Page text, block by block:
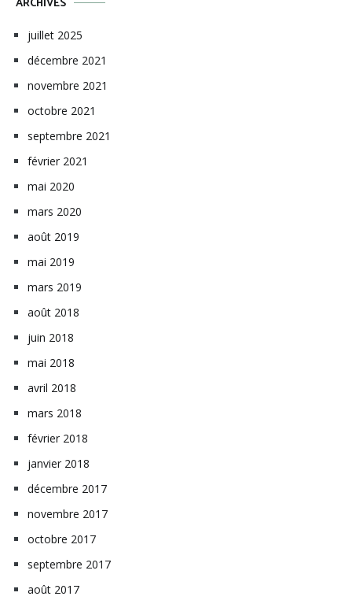
juillet 2025
décembre 2021
novembre 2021
octobre 2021
septembre 2021
février 2021
mai 2020
mars 2020
août 2019
mai 2019
mars 2019
août 2018
juin 2018
mai 2018
avril 2018
mars 2018
février 2018
janvier 2018
décembre 2017
novembre 2017
octobre 2017
septembre 2017
août 2017